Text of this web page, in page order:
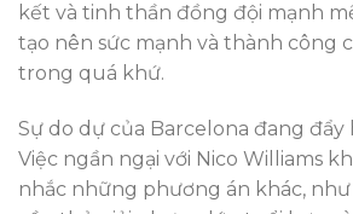
kết và tinh thần đồng đội mạnh
tạo nên sức mạnh và thành công
trong quá khứ.
Sự do dự của Barcelona đang đẩy
Việc ngần ngại với Nico Williams
nhắc những phương án khác, như